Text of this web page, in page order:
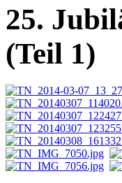
25.
(Teil 1)